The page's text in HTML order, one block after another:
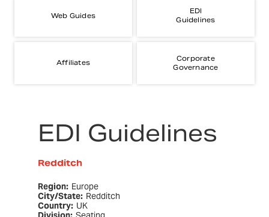
Web Guides
EDI
Guidelines
Affiliates
Corporate
Governance
EDI Guidelines
Redditch
Region: Europe
City/State: Redditch
Country: UK